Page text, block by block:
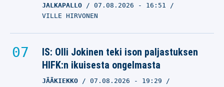
JALKAPALLO 07.08.2026 - 16:51
VILLE HIRVONEN
IS: Olli Jokinen teki ison paljastuksen
HIFK:n ikuisesta ongelmasta
JÄÄKIEKKO 07.08.2026 - 19:29